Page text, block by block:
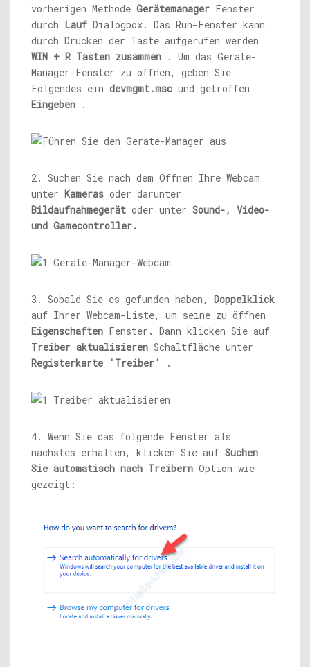
vorherigen Methode Gerätemanager Fenster
durch Lauf Dialogbox. Das Run-Fenster kann
durch Drücken der Taste aufgerufen werden
WIN + R Tasten zusammen . Um das Geräte-
Manager-Fenster zu öffnen, geben Sie
Folgendes ein devmgmt.msc und getroffen
Eingeben .
2. Suchen Sie nach dem Öffnen Ihre Webcam
unter Kameras oder darunter
Bildaufnahmegerät oder unter Sound-, Video-
und Gamecontroller.
3. Sobald Sie es gefunden haben, Doppelklick
auf Ihrer Webcam-Liste, um seine zu öffnen
Eigenschaften Fenster. Dann klicken Sie auf
Treiber aktualisieren Schaltfläche unter
Registerkarte 'Treiber'
.
4. Wenn Sie das folgende Fenster als
nächstes erhalten, klicken Sie auf Suchen
Sie automatisch nach Treibern Option wie
gezeigt: